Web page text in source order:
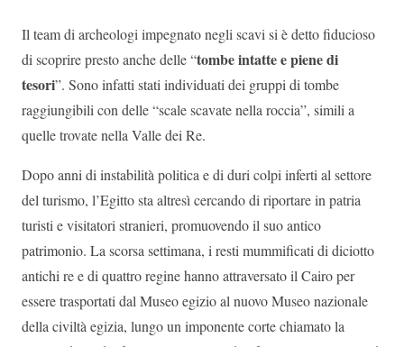
Il team di archeologi impegnato negli scavi si è detto fiducioso
di scoprire presto anche delle “tombe intatte e piene di
tesori”. Sono infatti stati individuati dei gruppi di tombe
raggiungibili con delle “scale scavate nella roccia”, simili a
quelle trovate nella Valle dei Re.
Dopo anni di instabilità politica e di duri colpi inferti al settore
del turismo, l’Egitto sta altresì cercando di riportare in patria
turisti e visitatori stranieri, promuovendo il suo antico
patrimonio. La scorsa settimana, i resti mummificati di diciotto
antichi re e di quattro regine hanno attraversato il Cairo per
essere trasportati dal Museo egizio al nuovo Museo nazionale
della civiltà egizia, lungo un imponente corte chiamato la